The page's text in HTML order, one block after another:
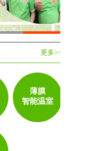
更多>>
薄膜
智能温室